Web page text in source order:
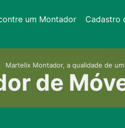
um Montador Cadastro
Martelix Montador, a qualidade de
de